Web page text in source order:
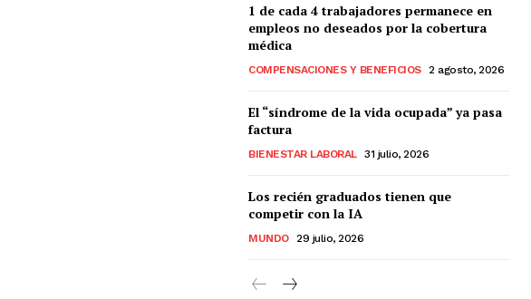
1 de cada 4 trabajadores permanece en
empleos no deseados por la cobertura
médica
COMPENSACIONES Y BENEFICIOS 2 agosto, 2026
El “síndrome de la vida ocupada” ya pasa
factura
BIENESTAR LABORAL 31 julio, 2026
Los recién graduados tienen que
competir con la IA
MUNDO 29 julio, 2026